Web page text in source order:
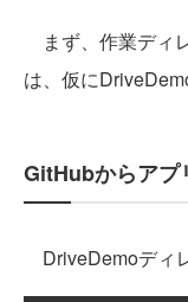
まず、作業ディ
は、仮に
GitHubからアプ
DriveDemoディ